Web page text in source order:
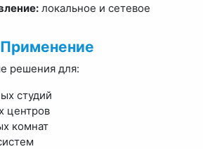
локальное и сетевое
Применение
решения для:
студий
центров
комнат